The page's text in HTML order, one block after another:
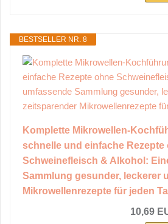
BESTSELLER NR. 8
Komplette Mikrowellen-
schnelle und einfache Rezepte
Schweinefleisch & Alkohol:
Sammlung gesunder, leckerer
Mikrowellenrezepte für jeden
10,69